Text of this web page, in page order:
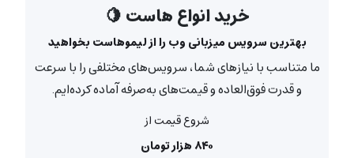
خرید انواع هاست 🍋
بهترین سرویس میزبانی وب را از لیموهاست بخواهید
ما متناسب با نیازهای شما، سرویس‌های مختلفی را با سرعت
و قدرت فوق‌العاده و قیمت‌های به‌صرفه آماده کرده‌ایم.
شروع قیمت از
۸۴۰ هزار تومان